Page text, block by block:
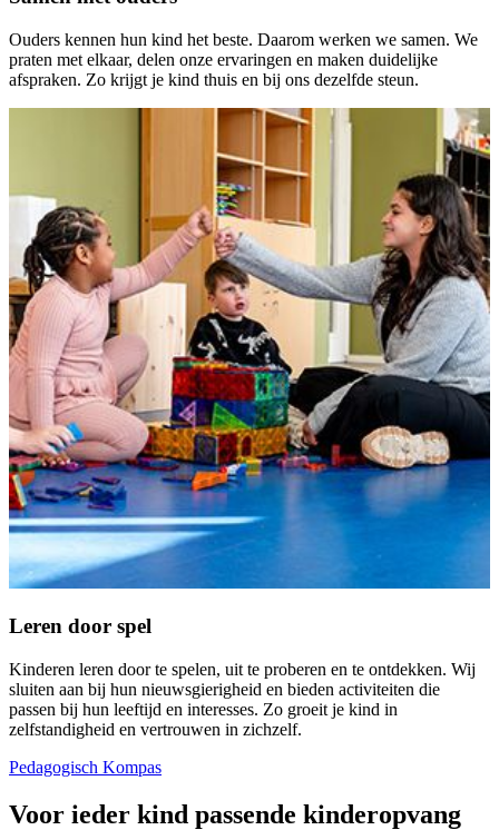
Ouders kennen hun kind het beste. Daarom werken we samen. We
praten met elkaar, delen onze ervaringen en maken duidelijke
afspraken. Zo krijgt je kind thuis en bij ons dezelfde steun.
Leren door spel
Kinderen leren door te spelen, uit te proberen en te ontdekken. Wij
sluiten aan bij hun nieuwsgierigheid en bieden activiteiten die
passen bij hun leeftijd en interesses. Zo groeit je kind in
zelfstandigheid en vertrouwen in zichzelf.
Pedagogisch Kompas
Voor ieder kind passende kinderopvang